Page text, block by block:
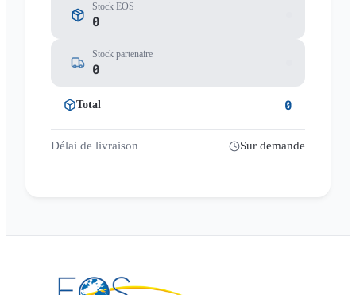
Stock EOS
0
Stock partenaire
0
Total 0
Délai de livraison Sur demande